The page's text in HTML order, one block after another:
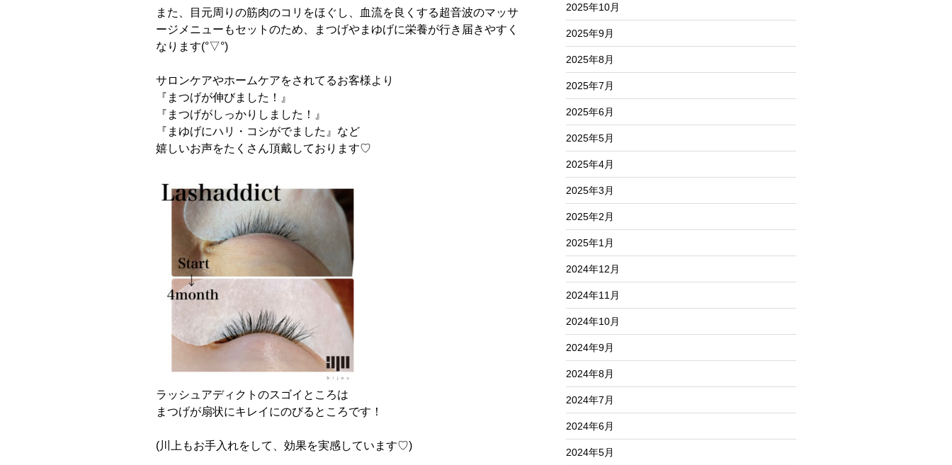
また、目元周りの筋肉のコリをほぐし、血流を良くする超音波のマッサ
ージメニューもセットのため、まつげやまゆげに栄養が行き届きやすく
なります(°▽°)
サロンケアやホームケアをされてるお客様より
『まつげが伸びました！』
『まつげがしっかりしました！』
『まゆげにハリ・コシがでました』など
嬉しいお声をたくさん頂戴しております♡
ラッシュアディクトのスゴイところは
まつげが扇状にキレイにのびるところです！
(川上もお手入れをして、効果を実感しています♡)
2025年10月
2025年9月
2025年8月
2025年7月
2025年6月
2025年5月
2025年4月
2025年3月
2025年2月
2025年1月
2024年12月
2024年11月
2024年10月
2024年9月
2024年8月
2024年7月
2024年6月
2024年5月